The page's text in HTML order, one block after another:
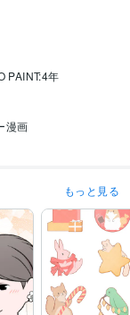
PAINT:4年
漫画
もっと見る